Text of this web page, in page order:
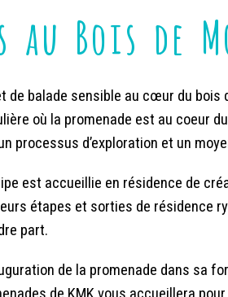
au Bois de
de balade sensible au cœur du bois
où la promenade est au coeur
processus d’exploration et un
est accueillie en résidence de
étapes et sorties de résidence
part.
de la promenade dans sa